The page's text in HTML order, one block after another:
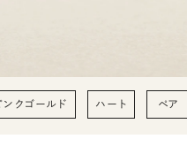
ンクゴールド ハート ペア